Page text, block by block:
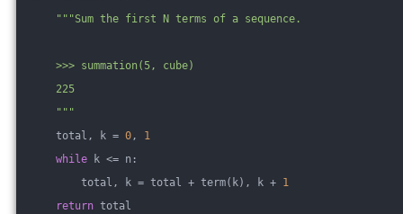
"""Sum the first N terms of a sequence.
>>> summation(5, cube)
225
"""
total, k = 0, 1
while k <= n:
total, k = total + term(k), k + 1
return total